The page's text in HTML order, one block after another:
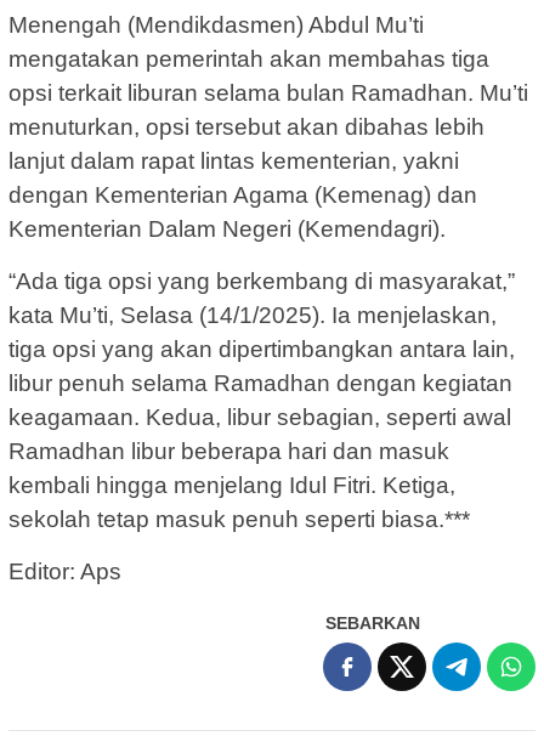
Menengah (Mendikdasmen) Abdul Mu’ti
mengatakan pemerintah akan membahas tiga
opsi terkait liburan selama bulan Ramadhan. Mu’ti
menuturkan, opsi tersebut akan dibahas lebih
lanjut dalam rapat lintas kementerian, yakni
dengan Kementerian Agama (Kemenag) dan
Kementerian Dalam Negeri (Kemendagri).
“Ada tiga opsi yang berkembang di masyarakat,”
kata Mu’ti, Selasa (14/1/2025). Ia menjelaskan,
tiga opsi yang akan dipertimbangkan antara lain,
libur penuh selama Ramadhan dengan kegiatan
keagamaan. Kedua, libur sebagian, seperti awal
Ramadhan libur beberapa hari dan masuk
kembali hingga menjelang Idul Fitri. Ketiga,
sekolah tetap masuk penuh seperti biasa.***
Editor: Aps
SEBARKAN